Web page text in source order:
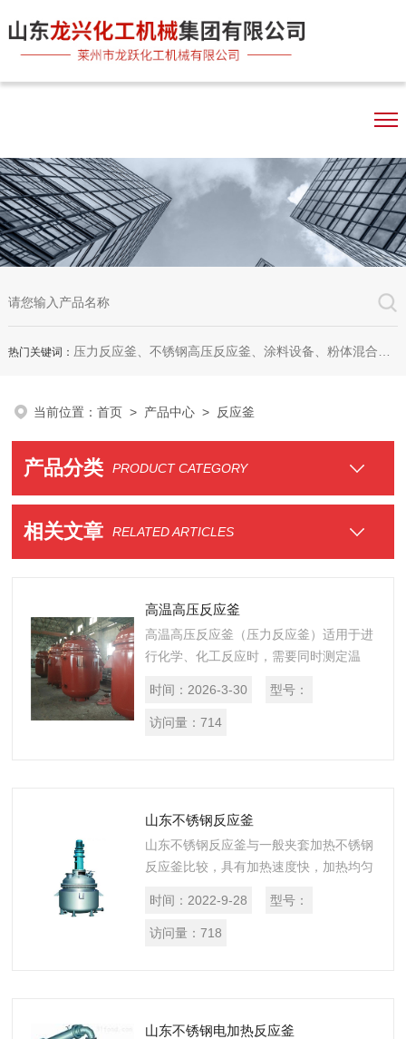
热门关键词： 压力反应釜、不锈钢高压反应釜、涂料设备、粉体混合机、双行星混合机、卧式砂磨机、实验室砂磨机
当前位置：首页 > 产品中心 > 反应釜
产品分类 PRODUCT CATEGORY
相关文章 RELATED ARTICLES
高温高压反应釜
高温高压反应釜（压力反应釜）适用于进
行化学、化工反应时，需要同时测定温
导，氧化还原电位的精密化学合成反应的
实验。应用实例： 催化，高温高压合
时间： 2026-3-30 型号：
访问量： 714
山东不锈钢反应釜
山东不锈钢反应釜与一般夹套加热不锈钢
反应釜比较，具有加热速度快，加热均匀
时间： 2022-9-28 型号：
访问量： 718
山东不锈钢电加热反应釜